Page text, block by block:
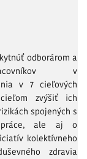
odborárom a
v
v 7 cieľových
zvýšiť ich
spojených s
práce, ale aj o
kolektívneho
zdravia